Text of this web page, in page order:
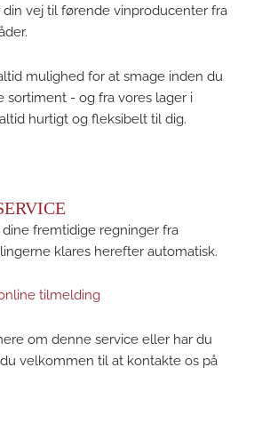
din vej til førende vinproducenter fra
mulighed for at smage inden du
sortiment - og fra vores lager i
hurtigt og fleksibelt til dig.
fremtidige regninger fra
klares herefter automatisk.
tilmelding
om denne service eller har du
velkommen til at kontakte os på